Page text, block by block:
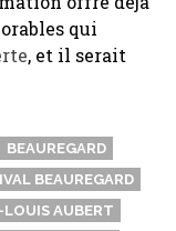
qui
, et il serait
BEAUREGARD
BEAUREGARD
LOUIS AUBERT